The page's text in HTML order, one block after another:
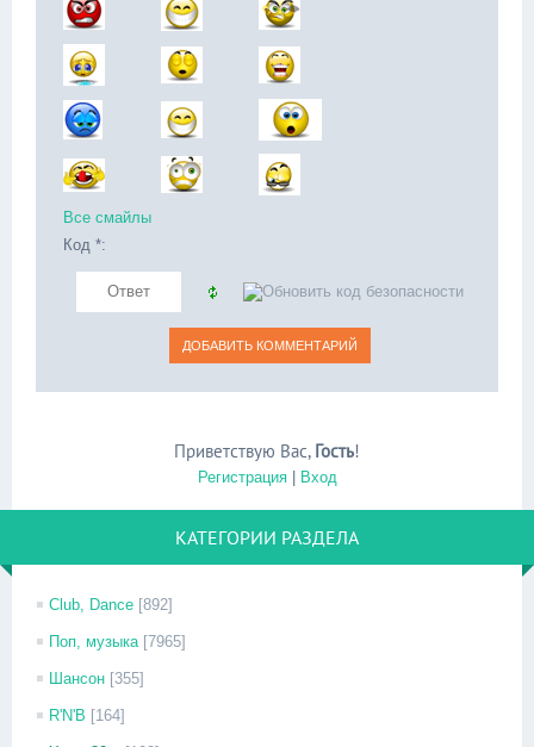
Все смайлы
Код *:
Приветствую Вас, Гость!
Регистрация| Вход
КАТЕГОРИИ РАЗДЕЛА
Club, Dance [892]
Поп, музыка [7965]
Шансон [355]
R'N'B [164]